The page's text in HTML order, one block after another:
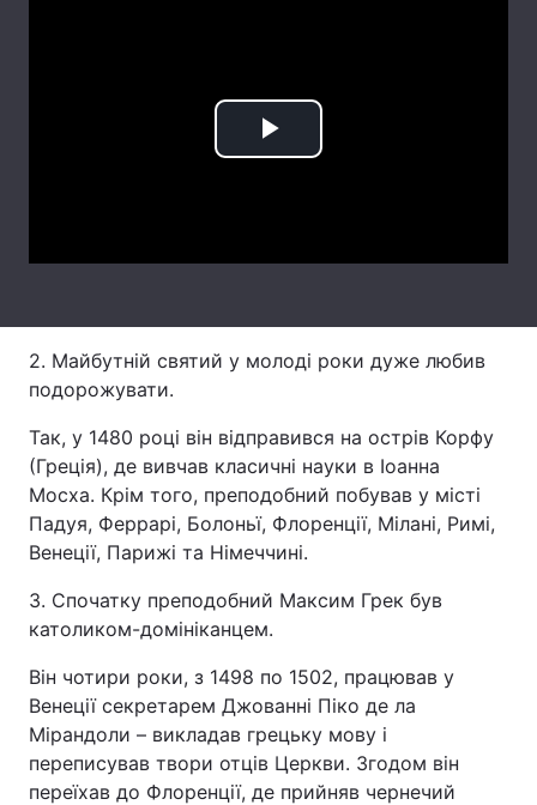
Інтерв'ю Думки
Архів Вакансії
Контакти
Послуги
Play
2. Майбутній святий у молоді роки дуже любив
подорожувати.
Так, у 1480 році він відправився на острів Корфу
(Греція), де вивчав класичні науки в Іоанна
Мосха. Крім того, преподобний побував у місті
Падуя, Феррарі, Болоньї, Флоренції, Мілані, Римі,
Венеції, Парижі та Німеччині.
3. Спочатку преподобний Максим Грек був
католиком-домініканцем.
Він чотири роки, з 1498 по 1502, працював у
Венеції секретарем Джованні Піко де ла
Мірандоли – викладав грецьку мову і
переписував твори отців Церкви. Згодом він
переїхав до Флоренції, де прийняв чернечий